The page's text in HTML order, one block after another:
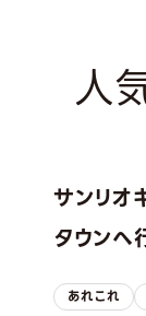
人
サンリオ
タウンへ
あれこれ